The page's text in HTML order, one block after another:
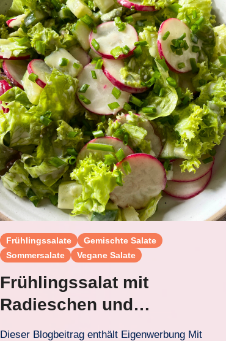
Frühlingssalate
Gemischte Salate
Sommersalate
Vegane Salate
Frühlingssalat mit
Radieschen und
Buttermilchdressing
Dieser Blogbeitrag enthält Eigenwerbung Mit